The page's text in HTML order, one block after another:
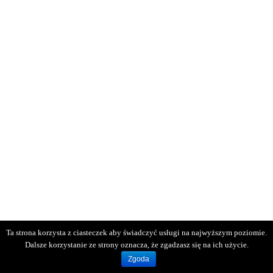
Ta strona korzysta z ciasteczek aby świadczyć usługi na najwyższym poziomie.
Dalsze korzystanie ze strony oznacza, że zgadzasz się na ich użycie.
Zgoda